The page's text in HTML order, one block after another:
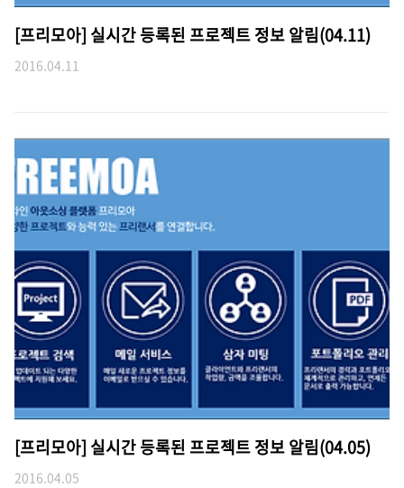
[프리모아] 실시간 등록된 프로젝트 정보 알림(04.11)
2016.04.11
[프리모아] 실시간 등록된 프로젝트 정보 알림(04.05)
2016.04.05